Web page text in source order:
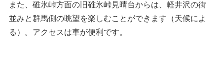
また、碓氷峠方面の旧碓氷峠見晴台からは、軽井沢の街
並みと群馬側の眺望を楽しむことができます（天候によ
る）。アクセスは車が便利です。